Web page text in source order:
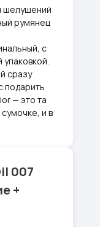
шелушений
румянец
с
сразу
подарить
— это та
и в
007
+